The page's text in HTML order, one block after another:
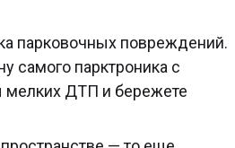
парковочных повреждений.
самого парктроника с
мелких ДТП и бережете